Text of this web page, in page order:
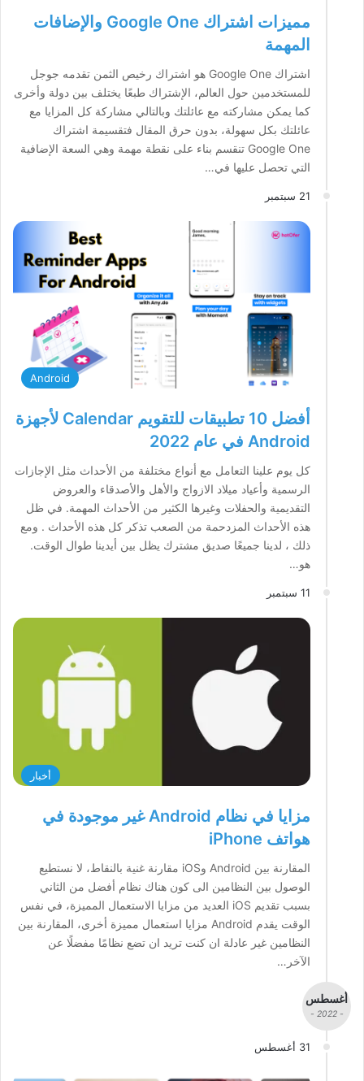
مميزات اشتراك Google One والإضافات
المهمة
اشتراك Google One هو اشتراك رخيص الثمن تقدمه جوجل
للمستخدمين حول العالم، الإشتراك طبعًا يختلف بين دولة وأخرى
كما يمكن مشاركته مع عائلتك وبالتالي مشاركة كل المزايا مع
عائلتك بكل سهولة، بدون حرق المقال فتقسيمة اشتراك
Google One تنقسم بناء على نقطة مهمة وهي السعة الإضافية
التي تحصل عليها في…
21 سبتمبر
Android
أفضل 10 تطبيقات للتقويم Calendar لأجهزة
Android في عام 2022
كل يوم علينا التعامل مع أنواع مختلفة من الأحداث مثل الإجازات
الرسمية وأعياد ميلاد الازواج والأهل والأصدقاء والعروض
التقديمية والحفلات وغيرها الكثير من الأحداث المهمة. في ظل
هذه الأحداث المزدحمة من الصعب تذكر كل هذه الأحداث . ومع
ذلك ، لدينا جميعًا صديق مشترك يظل بين أيدينا طوال الوقت.
هو…
11 سبتمبر
أخبار
مزايا في نظام Android غير موجودة في
هواتف iPhone
المقارنة بين Android وiOS مقارنة غنية بالنقاط، لا نستطيع
الوصول بين النظامين الى كون هناك نظام أفضل من الثاني
بسبب تقديم iOS العديد من مزايا الاستعمال المميزة، في نفس
الوقت يقدم Android مزايا استعمال مميزة أخرى، المقارنة بين
النظامين غير عادلة ان كنت تريد ان تضع نظامًا مفضلًا عن
الآخر…
أغسطس
- 2022 -
31 أغسطس